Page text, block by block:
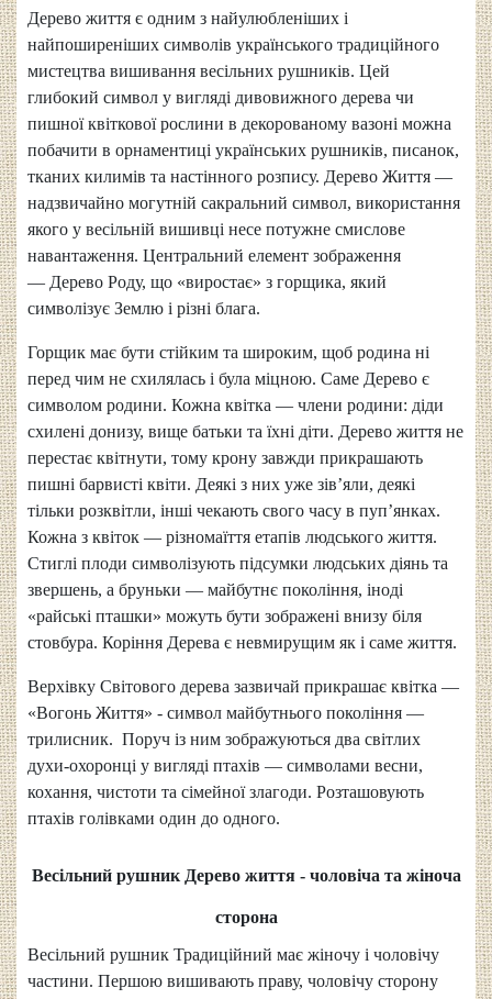
Дерево життя є одним з найулюбленіших і
найпоширеніших символів українського традиційного
мистецтва вишивання весільних рушників. Цей
глибокий символ у вигляді дивовижного дерева чи
пишної квіткової рослини в декорованому вазоні можна
побачити в орнаментиці українських рушників, писанок,
тканих килимів та настінного розпису. Дерево Життя —
надзвичайно могутній сакральний символ, використання
якого у весільній вишивці несе потужне смислове
навантаження. Центральний елемент зображення
— Дерево Роду, що «виростає» з горщика, який
символізує Землю і різні блага.
Горщик має бути стійким та широким, щоб родина ні
перед чим не схилялась і була міцною. Саме Дерево є
символом родини. Кожна квітка — члени родини: діди
схилені донизу, вище батьки та їхні діти. Дерево життя не
перестає квітнути, тому крону завжди прикрашають
пишні барвисті квіти. Деякі з них уже зів’яли, деякі
тільки розквітли, інші чекають свого часу в пуп’янках.
Кожна з квіток — різномаїття етапів людського життя.
Стиглі плоди символізують підсумки людських діянь та
звершень, а бруньки — майбутнє покоління, іноді
«райські пташки» можуть бути зображені внизу біля
стовбура. Коріння Дерева є невмирущим як і саме життя.
Верхівку Світового дерева зазвичай прикрашає квітка —
«Вогонь Життя» - символ майбутнього покоління —
трилисник. Поруч із ним зображуються два світлих
духи-охоронці у вигляді птахів — символами весни,
кохання, чистоти та сімейної злагоди. Розташовують
птахів голівками один до одного.
Весільний рушник Дерево життя - чоловіча та жіноча
сторона
Весільний рушник Традиційний має жіночу і чоловічу
частини. Першою вишивають праву, чоловічу сторону